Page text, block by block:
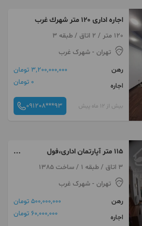
اجاره ادارى ١٢٠ متر شهرك غرب
120 متر / 2 اتاق / طبقه 3
تهران - شهرک غرب
رهن
3,200,000,000 تومان
اجاره
0 تومان
بیش از 12 ماه پیش 091208***93
۱۱۵ متر آپارتمان اداری،فول
بازسازی،شهرک غرب
3 اتاق / طبقه 1 / ساخت 1385
تهران - شهرک غرب
رهن
500,000,000 تومان
اجاره
60,000,000 تومان